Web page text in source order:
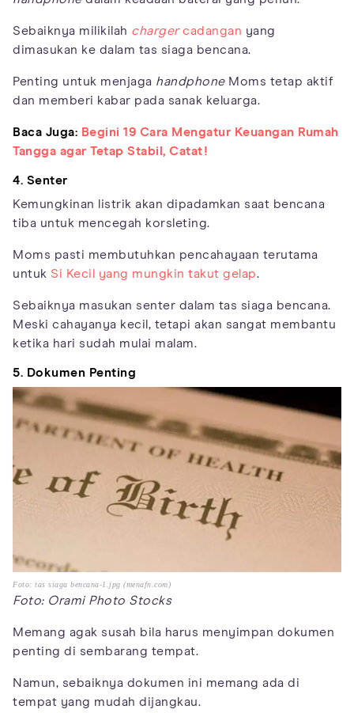
Sebaiknya milikilah chargercadangan yang
dimasukan ke dalam tas siaga bencana.
Penting untuk menjaga handphoneMoms tetap aktif
dan memberi kabar pada sanak keluarga.
Baca Juga: Begini 19 Cara Mengatur Keuangan Rumah
Tangga agar Tetap Stabil, Catat!
4. Senter
Kemungkinan listrik akan dipadamkan saat bencana
tiba untuk mencegah korsleting.
Moms pasti membutuhkan pencahayaan terutama
untuk Si Kecil yang mungkin takut gelap.
Sebaiknya masukan senter dalam tas siaga bencana.
Meski cahayanya kecil, tetapi akan sangat membantu
ketika hari sudah mulai malam.
5. Dokumen Penting
Foto: tas siaga bencana-1.jpg (menafn.com)
Foto: Orami Photo Stocks
Memang agak susah bila harus menyimpan dokumen
penting di sembarang tempat.
Namun, sebaiknya dokumen ini memang ada di
tempat yang mudah dijangkau.